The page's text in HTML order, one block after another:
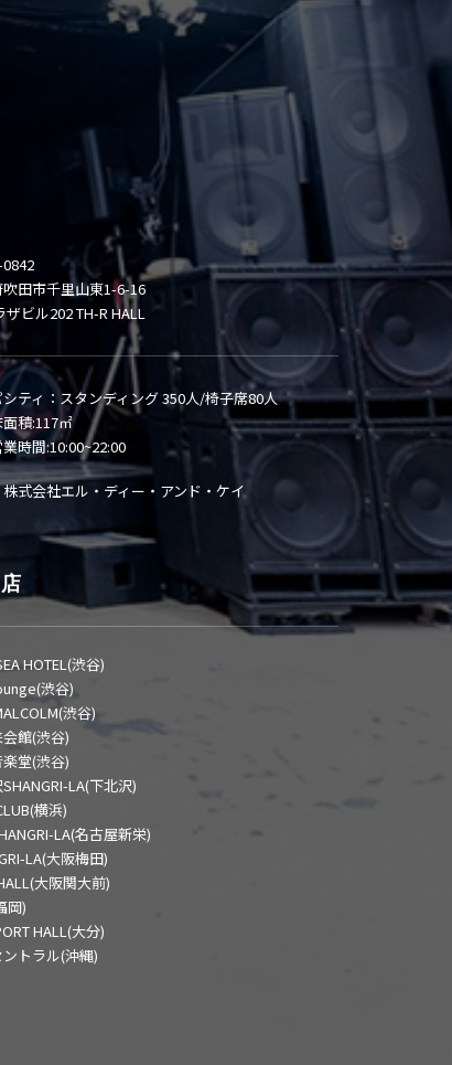
田市千里山東1-6-16
ザビル202 TH-R HALL
ティ：スタンディング 350人/椅子席80人
積:117㎡
時間:10:00~22:00
式会社エル・ディー・アンド・ケイ
HOTEL(渋谷)
渋谷)
渋谷)
館(渋谷)
堂(渋谷)
LA(下北沢)
横浜)
LA(名古屋新栄)
LA(大阪梅田)
大阪関大前)
岡)
HALL(大分)
トラル(沖縄)